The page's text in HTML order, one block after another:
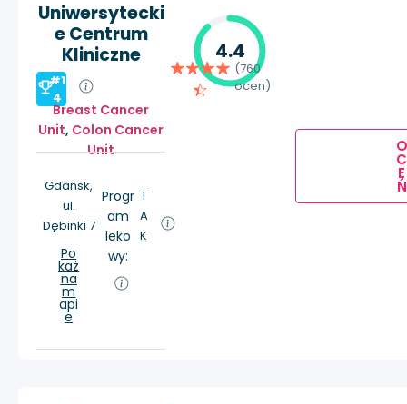
Uniwersytecki
e Centrum
Kliniczne
#1
4
Breast Cancer
Unit, Colon Cancer
Unit
Gdańsk,
ul.
Dębinki 7
Po
każ
na
m
api
e
Progr
am
leko
wy:
T
A
K
4.4
(760
ocen)
O
C
E
Ń